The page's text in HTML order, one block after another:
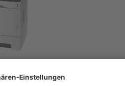
HP DeskJet Plus 4110